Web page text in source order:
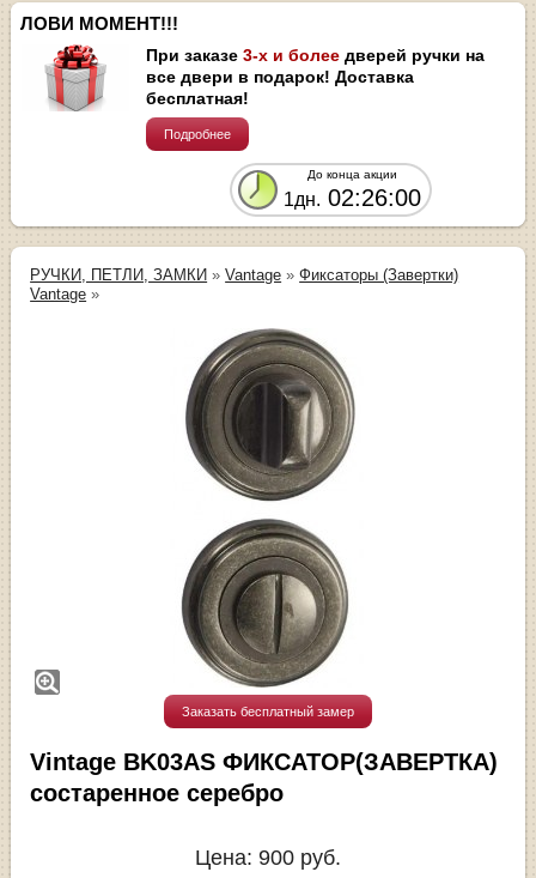
ЛОВИ МОМЕНТ!!!
При заказе3-х и более дверей ручки на
все двери в подарок! Доставка
бесплатная!
Подробнее
До конца акции
1дн. 02:26:00
РУЧКИ, ПЕТЛИ, ЗАМКИ »Vantage »Фиксаторы (Завертки)
Vantage »
Заказать бесплатный замер
Vintage BK03AS ФИКСАТОР(ЗАВЕРТКА)
состаренное серебро
Цена: 900 руб.